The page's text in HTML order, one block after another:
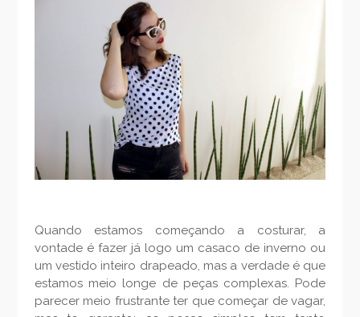
Quando estamos começando a costurar, a
vontade é fazer já logo um casaco de inverno ou
um vestido inteiro drapeado, mas a verdade é que
estamos meio longe de peças complexas. Pode
parecer meio frustrante ter que começar de vagar,